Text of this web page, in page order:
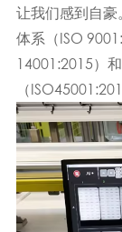
让我们感到自
体系（ISO
14001:2015）
（